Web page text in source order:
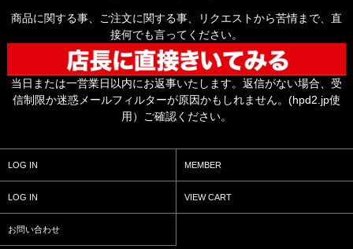
商品に関する事、ご注文に関する事、リクエストから苦情まで、直
接何でも言ってください。
当日または一営業日以内にお返事いたします。返信がない場合、受
信制限か迷惑メールフィルターが原因かもしれません。(hpd2.jp使
用）ご確認ください。
LOG IN MEMBER
LOG IN VIEW CART
お問い合わせ